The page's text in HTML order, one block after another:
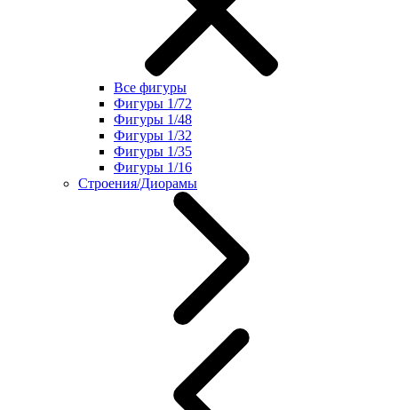
Все фигуры
Фигуры 1/72
Фигуры 1/48
Фигуры 1/32
Фигуры 1/35
Фигуры 1/16
Строения/Диорамы